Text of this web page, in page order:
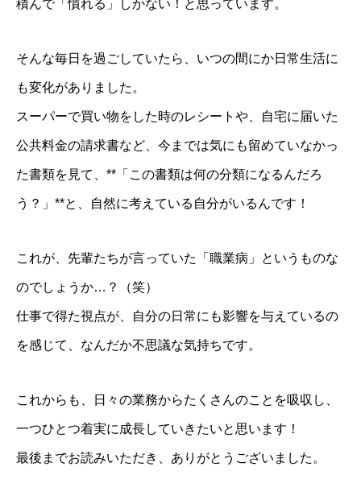
積んで「慣れる」しかない！と思っています。
そんな毎日を過ごしていたら、いつの間にか日常生活に
も変化がありました。
スーパーで買い物をした時のレシートや、自宅に届いた
公共料金の請求書など、今までは気にも留めていなかっ
た書類を見て、**「この書類は何の分類になるんだろ
う？」**と、自然に考えている自分がいるんです！
これが、先輩たちが言っていた「職業病」というものな
のでしょうか…？（笑）
仕事で得た視点が、自分の日常にも影響を与えているの
を感じて、なんだか不思議な気持ちです。
これからも、日々の業務からたくさんのことを吸収し、
一つひとつ着実に成長していきたいと思います！
最後までお読みいただき、ありがとうございました。
企業成長コンサルのプログラム内容